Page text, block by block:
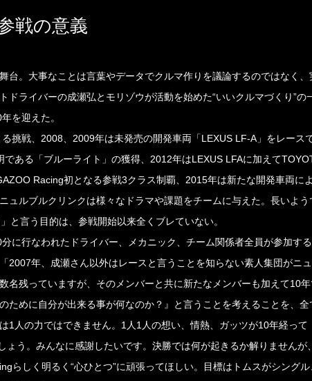
戦の意義
。大事なことは言葉やデータでクルマ作りを議論するのではなく、
ライバーの成瀬弘とモリゾウが活動を始めた“いいクルマづくり”の
を迎えた。
挑戦、2008、2009年は未発売の開発車両「LEXUS LF-A」をレース
ある「ブルーライト」の獲得、2012年はLEXUS LFAに加えて
Racing初となる参戦3クラス制覇、2015年は新たな開発車両に
ュルブルクリンクは様々なドラマや課題をチームに与えた。長いよう
と言う目的は、参戦開始以来全くブレていない。
に行なわれたドライバー、メカニック、チーム関係者全員が参加す
2007年、成瀬さん以外はレースと言うことを知らない素人集団がニ
名残っていますが、そのメンバーと共に新たなメンバーも加えて10
ために自分が出来る事が何なのか？』と言うことを考えることを、全
1人の力ではできません。1人1人の想い、情熱、ガッツが10年経って
ょう。みんなに感謝したいです。決勝では何が起きるか解りませんが
らしく明るく“心ひとつ”に頑張ってほしい。目標はトムスがシング